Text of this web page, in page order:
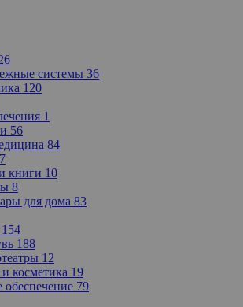
системы 36
120
1
56
84
книги 10
8
для дома 83
154
188
12
косметика 19
79